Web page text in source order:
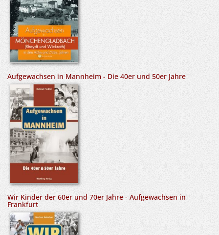
Aufgewachsen in Mannheim - Die 40er und 50er Jahre
Wir Kinder der 60er und 70er Jahre - Aufgewachsen in
Frankfurt